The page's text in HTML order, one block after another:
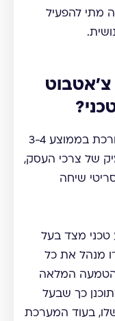
מתי להפעיל
צ'אטבוט
הטמעת צ'אטבוט בעסק עם ויטרו אורכת בממוצע 3-4
של צרכי העסק,
שיחה
מצד בעל
מנהל את כל
המלאה
כך שבעל
בעוד המערכת